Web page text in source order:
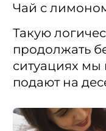
Чай с
Такую
продолжать
ситуациях мы
подают на